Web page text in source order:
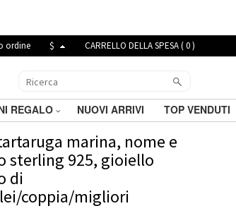
ordine $ CARRELLO DELLA SPESA (0)
REGALO NUOVI ARRIVI TOP VENDUTI
marina, nome e
sterling 925, gioiello
di
coppia/migliori